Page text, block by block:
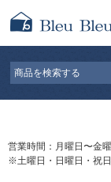
営業時間：月曜日〜金
※土曜日・日曜日・祝